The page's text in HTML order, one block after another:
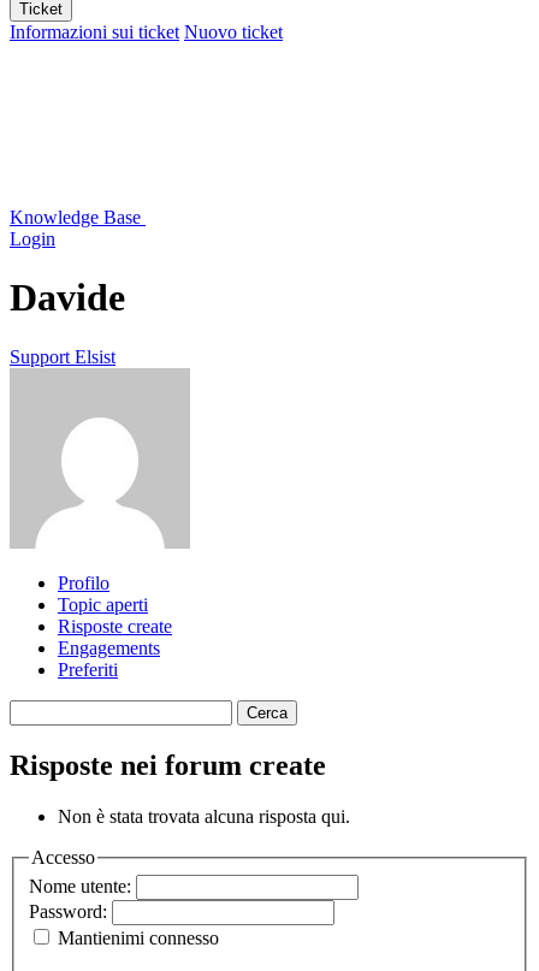
Ticket
Informazioni sui ticket Nuovo ticket
Knowledge Base
Login
Davide
Support Elsist
Profilo
Topic aperti
Risposte create
Engagements
Preferiti
riposte:
Risposte nei forum create
Non è stata trovata alcuna risposta qui.
Accesso
Nome utente:
Password:
Mantienimi connesso